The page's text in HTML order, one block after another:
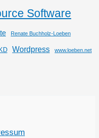
Software
Renate Buchholz-Loeben
Wordpress www.loeben.net